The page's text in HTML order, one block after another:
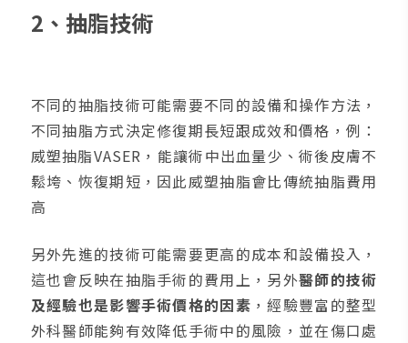
2、抽脂技術
不同的抽脂技術可能需要不同的設備和操作方法，
不同抽脂方式決定修復期長短跟成效和價格，例：
威塑抽脂VASER，能讓術中出血量少、術後皮膚不
鬆垮、恢復期短，因此威塑抽脂會比傳統抽脂費用
高
另外先進的技術可能需要更高的成本和設備投入，
這也會反映在抽脂手術的費用上，另外醫師的技術
及經驗也是影響手術價格的因素 ，經驗豐富的整型
外科醫師能夠有效降低手術中的風險，並在傷口處